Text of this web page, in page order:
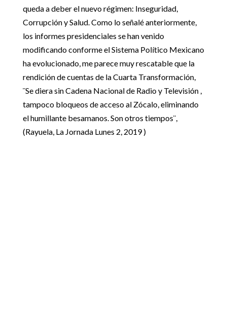
queda a deber el nuevo régimen: Inseguridad,
Corrupción y Salud. Como lo señalé anteriormente,
los informes presidenciales se han venido
modificando conforme el Sistema Político Mexicano
ha evolucionado, me parece muy rescatable que la
rendición de cuentas de la Cuarta Transformación,
¨Se diera sin Cadena Nacional de Radio y Televisión ,
tampoco bloqueos de acceso al Zócalo, eliminando
el humillante besamanos. Son otros tiempos¨,
(Rayuela, La Jornada Lunes 2, 2019 )